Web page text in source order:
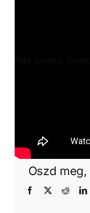
Oszd
Facebook
X Reddit